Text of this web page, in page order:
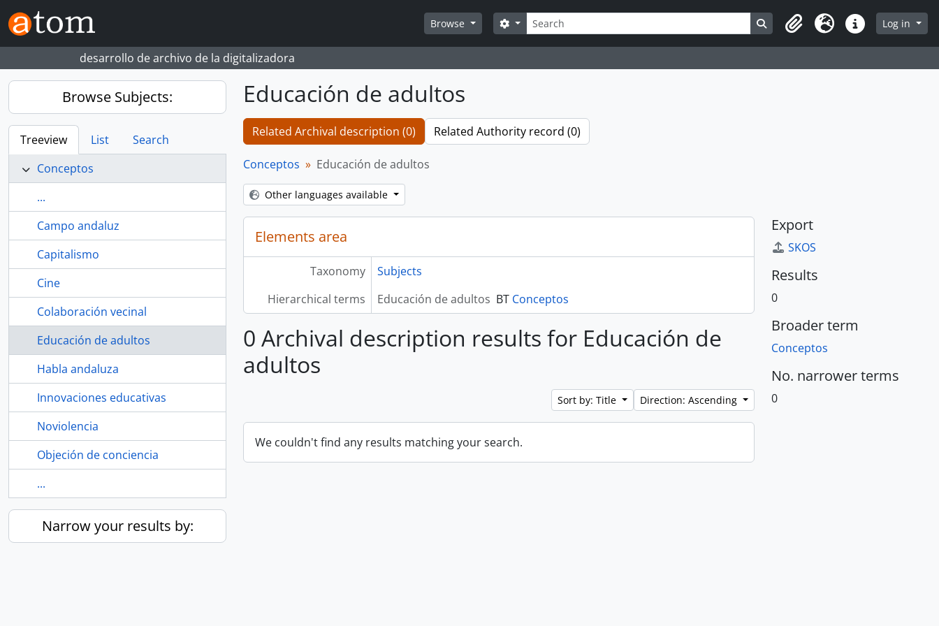
Skip to main content
Browse
Search
Search options Search in browse page
ClipboardLanguageQuick linksLog in
desarrollo de archivo de la digitalizadora
Browse Subjects:
Treeview List
Search
Conceptos
...
Campo andaluz
Capitalismo
Cine
Colaboración vecinal
Educación de adultos
Habla andaluza
Innovaciones educativas
Noviolencia
Objeción de conciencia
...
Narrow your results by:
Educación de adultos
Related Archival description (0) Related Authority record (0)
Conceptos Educación de adultos
Other languages available
Elements area
Taxonomy
Subjects
Hierarchical terms
Educación de adultos BT Conceptos
0 Archival description results for Educación de
adultos
Sort by: Title Direction: Ascending
We couldn't find any results matching your search.
Export
SKOS
Results
0
Broader term
Conceptos
No. narrower terms
0